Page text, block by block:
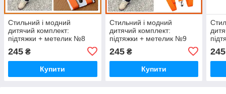
Стильний і модний
дитячий комплект:
підтяжки + метелик №8
245 ₴
Купити
Стильний і модний
дитячий комплект:
підтяжки + метелик №9
кольору
245₴
Купити
245